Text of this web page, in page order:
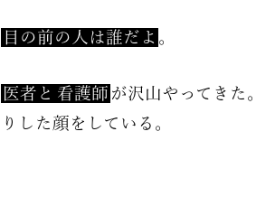
目の前の人は誰だよ 。
医者と 看護師 が沢山やってきた。
した顔をしている。